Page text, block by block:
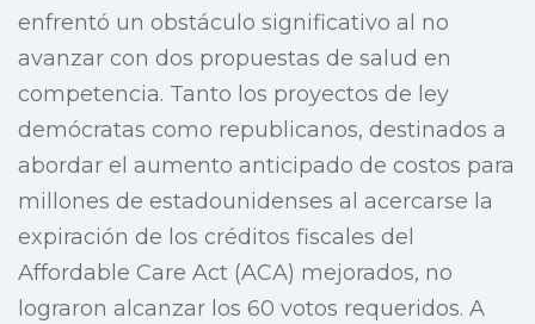
enfrentó un obstáculo significativo al no
avanzar con dos propuestas de salud en
competencia. Tanto los proyectos de ley
demócratas como republicanos, destinados a
abordar el aumento anticipado de costos para
millones de estadounidenses al acercarse la
expiración de los créditos fiscales del
Affordable Care Act (ACA) mejorados, no
lograron alcanzar los 60 votos requeridos. A